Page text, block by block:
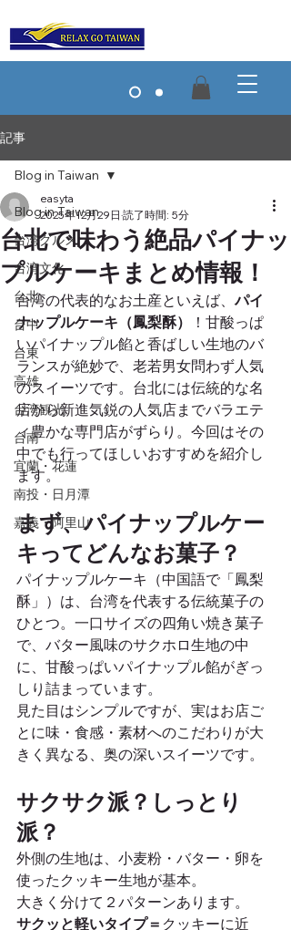
記事
Blog in Taiwan
台湾グルメ
台湾文化
台北
台中
台東
高雄
台湾観光
台南
宜蘭・花蓮
南投・日月潭
嘉義・阿里山
Blog in Taiwan
台北で味わう絶品パイナッ
プルケーキまとめ情報！
easyta
2025年12月29日 読了時間: 5分
台湾の代表的なお土産といえば、パイ
ナップルケーキ（鳳梨酥）
！甘酸っぱ
いパイナップル餡と香ばしい生地のバ
ランスが絶妙で、老若男女問わず人気
のスイーツです。台北には伝統的な名
店から新進気鋭の人気店までバラエテ
ィ豊かな専門店がずらり。今回はその
中でも行ってほしいおすすめを紹介し
ます。
まず、パイナップルケー
キってどんなお菓子？
パイナップルケーキ（中国語で「鳳梨
酥」）は、台湾を代表する伝統菓子の
ひとつ。一口サイズの四角い焼き菓子
で、バター風味のサクホロ生地の中
に、甘酸っぱいパイナップル餡がぎっ
しり詰まっています。
見た目はシンプルですが、実はお店ご
とに味・食感・素材へのこだわりが大
きく異なる、奥の深いスイーツです。
サクサク派？しっとり
派？
外側の生地は、小麦粉・バター・卵を
使ったクッキー生地が基本。
大きく分けて２パターンあります。
サクッと軽いタイプ＝ クッキーに近